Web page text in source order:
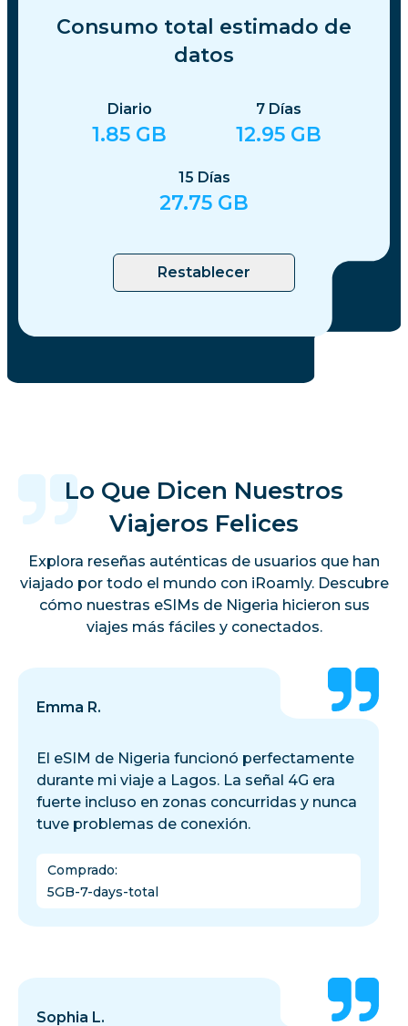
Consumo total estimado de
datos
Diario
1.85 GB
7 Días
12.95 GB
15 Días
27.75 GB
Restablecer
Lo Que Dicen Nuestros
Viajeros Felices
Explora reseñas auténticas de usuarios que han
viajado por todo el mundo con iRoamly. Descubre
cómo nuestras eSIMs de Nigeria hicieron sus
viajes más fáciles y conectados.
Emma R.
El eSIM de Nigeria funcionó perfectamente
durante mi viaje a Lagos. La señal 4G era
fuerte incluso en zonas concurridas y nunca
tuve problemas de conexión.
Comprado:
5GB-7-days-total
Sophia L.